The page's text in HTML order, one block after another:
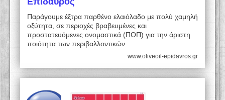
Παράγουμε έξτρα παρθένο ελαιόλαδο με πολύ χαμηλή
οξύτητα, σε περιοχές βραβευμένες και
προστατευόμενες ονομαστικά (ΠΟΠ) για την άριστη
ποιότητα των περιβαλλοντικών
www.oliveoil-epidavros.gr